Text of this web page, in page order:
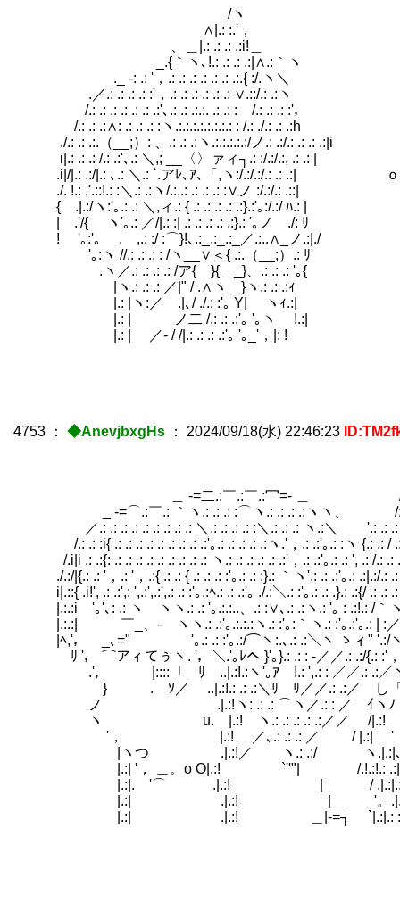
/ヽ
∧|.: :.'，
、＿|.: .: .: .:i!＿
_.{｀ヽ､!.: .: .: .:|∧.:｀ヽ
._ -: .: '，.: .: .: .: .: .: .:.{ :/.ヽ＼
.／.: .: .: .: :'，.: .: .: .: .: .: ∨.::/.: .:ヽ
/.: .: .: .: .: .: .:'､.: .: .:.:. .: .: : /.: .: .: :'，
/.: .: .:∧: .: .: .: :ヽ.:.:.:.:.:.:.:.: : /.: ./.: .: .:h
./.: .: .:.（__;）: 、.: .: .:ヽ.:.:.:.:.:/ノ.:
i|.: .: .: /.: .:'､.: ＼,; __〈〉ァィ┐.:
.i|/|.: .:/|.: ､.: ＼.: `.アﾚ､ｱ､「,ヽ:/
./. !.: ,'.::!.: :＼.: .:ヽ/.:,.: .: .: .: :∨ノ :/.:/.: .::|
{ .|.:/ヽ:'｡.: .: ＼,ィ.: { .: .: .: .: .:}.:'｡:/.:/ ﾊ.: |
| .'/{ ヽ'｡.: ／/|.: :| .: .: .: .: .:}.: '｡ノ ./: ﾘ
! '｡:'｡ .ゝ,.: :/ :⌒}!､.:_.:_.:_／.:..∧_ノ.:|./
'｡:ヽ //.: .: .: : /ヽ__∨＜{ .:.（__;）.: ﾘ'
.ヽ／.: .: .: .: /ア{ }{＿_}、.: .: .: '｡{
|ヽ.: .: .: ／|" / .∧ヽ }ヽ.: .: .:ｨ
|.: |ヽ:／ .|､/ ./.: :'｡ Y| ヽｨ.:|
|.: | ノ二 /.: .: .:'｡ '｡ヽ !.:|
|.: | ／- / /|.: .: .: .:'｡ '｡_'，|: !
4753 ： ◆AnevjbxgHs ： 2024/09/18(水) 22:46:23
＿ -=二.:￣.:￣.:冖=- ＿ /.: .:
_ -=⌒.:￣.: ｀ヽ.: .: .: :⌒ヽ.: .: .: .:ヽヽ、 /: .:
／.: .: .: .: .: .: .: .: .: ＼.: .: .: .: :＼.: .: .: ヽ.:＼ '.: .: .:
/.: .: :i{ .: .: .: .: .: .: .: .: .:'｡.: .: .: .: .:ヽ.'，.: .:'｡.: :ヽ {.: .: /
/.i|i .: .:{: .: .: .: .: .: .: .: .: .: ヽ.: .: .: .: .: .:'，.: .:'｡.: .: ', .: /.: .:
./.:/|{.: .: '，.: '，.:{ .: .: { .: .: .: :'｡.: .: :}.: ｀ヽ'.: .: .:'｡.: .:|.:/.: .:
i|.::{ .i!', .: .:',: ',.:',.:',.: .: :'｡.:ﾍ.: .: .:'｡ ./.:＼.: :'｡.: .: .}.: .:{/ .: .: .:
|.:.:i '｡'､: .: ヽゝヽヽ.: .: '｡.:.:..、.: :∨､.: .:ヽ.: '｡ : .:!.: /｀
|.:.:| ￣_、- ヽヽ.: .:'｡.:.:.:ヽ.: :'｡:｀ヽ.: :'｡.:'｡.: | :／
|ﾍ,'， _､=" '｡.: .: :'｡.:/⌒ヽ:.､.: .:＼ヽ ゝィ" '.:/
ﾘ '， ⌒アィてぅヽ. '，＼.'｡ﾚへ }'｡}.: .: : -／／.: .:/{.: :'
.'， |::::「 ﾘ ..|.:!.:ヽ'｡ｱ !.: ',.: : ／／.: .:／ヽ.:
} .ゝｿ／ ..|.:!.: .: .:＼ﾘゝﾘ／／.: .:／ゝし「'
ノ .|.:!ヽ: .: .: ⌒ヽ／.: : ／ゝｲヽﾉ `'' " この
ヽ u. |.:! ヽ.: .: .: .: .:／／ /|.:!
'， |.:! ／､.: .: .: ／ / |.:| '， 勇者とし
|ヽつ .|.:!／ ヽ.: .:/ ヽ.|.:|､
|.:| '， ＿。o O|.:! `''"| /.!.:!.: .:|. '， む
|.:|. '⌒ .|.:! | / .|.:|.: :
|.:| .|.:! |＿ '。.|.:|.: :
|.:| .|.:! ＿|-=┐ `|.:|.: : |